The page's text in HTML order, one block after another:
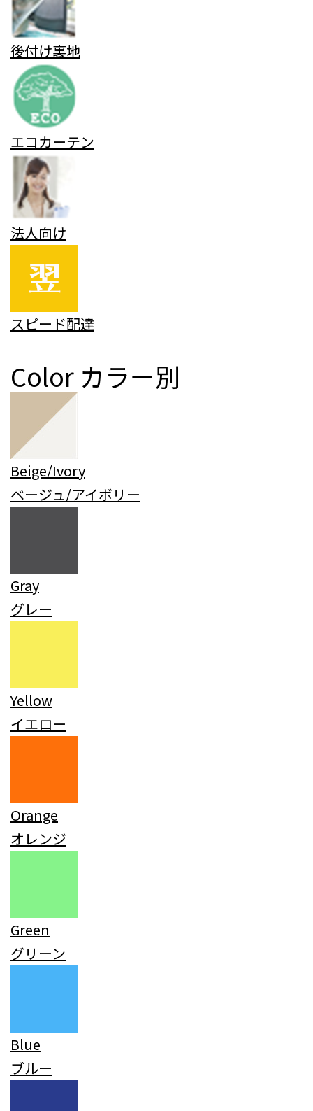
後付け裏地
エコカーテン
法人向け
スピード配達
Color カラー別
Beige/Ivory
ベージュ/アイボリー
Gray
グレー
Yellow
イエロー
Orange
オレンジ
Green
グリーン
Blue
ブルー